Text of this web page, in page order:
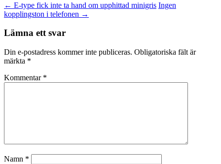
← E-type fick inte ta hand om upphittad minigris Ingen
kopplingston i telefonen →
Lämna ett svar
Din e-postadress kommer inte publiceras. Obligatoriska fält är
märkta *
Kommentar *
Namn *